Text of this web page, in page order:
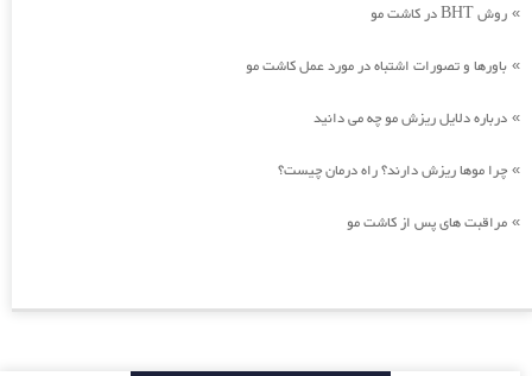
» روش BHT در کاشت مو
» باورها و تصورات اشتباه در مورد عمل کاشت مو
» درباره دلایل ریزش مو چه می دانید
» چرا موها ریزش دارند؟ راه درمان چیست؟
» مراقبت های پس از کاشت مو